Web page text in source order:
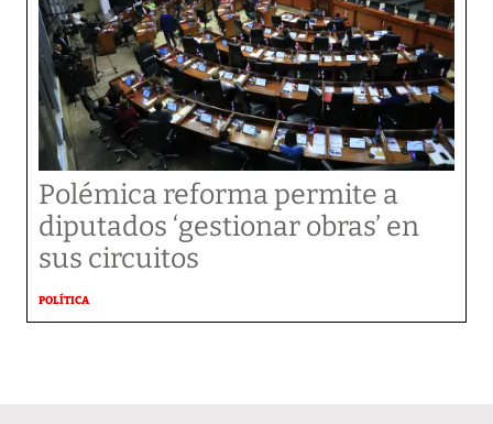
Polémica reforma permite a
diputados ‘gestionar obras’ en
sus circuitos
POLÍTICA